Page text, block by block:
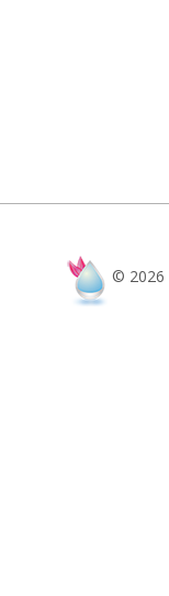
© 2026